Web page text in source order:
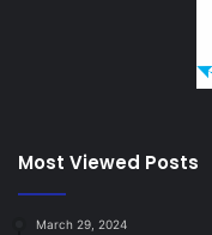
Most Viewed Posts
March 29, 2024